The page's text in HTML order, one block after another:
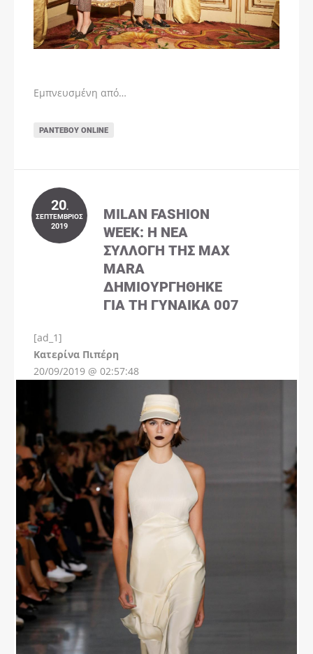
Εμπνευσμένη από…
ΡΑΝΤΕΒΟΎ ONLINE
20.
ΣΕΠΤΈΜΒΡΙΟΣ
2019
MILAN FASHION
WEEK: Η ΝΈΑ
ΣΥΛΛΟΓΉ ΤΗΣ MAX
MARA
ΔΗΜΙΟΥΡΓΉΘΗΚΕ
ΓΙΑ ΤΗ ΓΥΝΑΊΚΑ 007
[ad_1]
Kατερίνα Πιπέρη
20/09/2019 @ 02:57:48